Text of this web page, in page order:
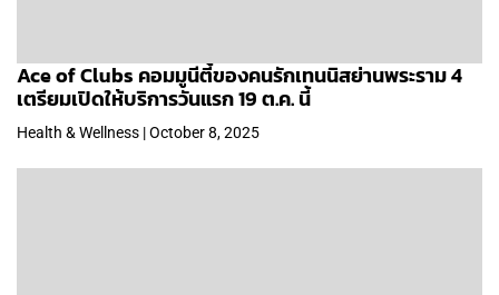
Ace of Clubs คอมมูนีตี้ของคนรักเทนนิสย่านพระราม 4
เตรียมเปิดให้บริการวันแรก 19 ต.ค. นี้
Health & Wellness | October 8, 2025